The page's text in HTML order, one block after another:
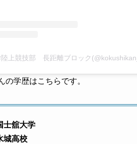
の学歴はこちらです。
士舘大学
城高校